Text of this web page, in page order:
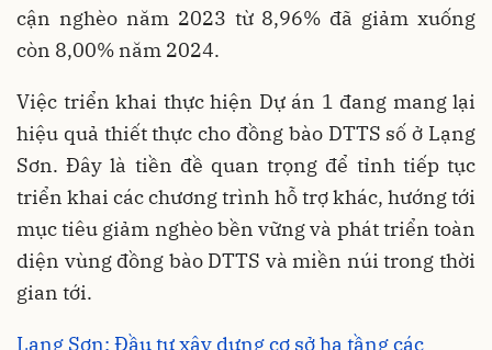
cận nghèo năm 2023 từ 8,96% đã giảm xuống
còn 8,00% năm 2024.
Việc triển khai thực hiện Dự án 1 đang mang lại
hiệu quả thiết thực cho đồng bào DTTS số ở Lạng
Sơn. Đây là tiền đề quan trọng để tỉnh tiếp tục
triển khai các chương trình hỗ trợ khác, hướng tới
mục tiêu giảm nghèo bền vững và phát triển toàn
diện vùng đồng bào DTTS và miền núi trong thời
gian tới.
Lạng Sơn: Đầu tư xây dựng cơ sở hạ tầng các